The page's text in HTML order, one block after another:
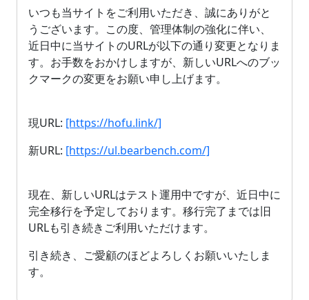
いつも当サイトをご利用いただき、誠にありがと
うございます。この度、管理体制の強化に伴い、
近日中に当サイトのURLが以下の通り変更となりま
す。お手数をおかけしますが、新しいURLへのブッ
クマークの変更をお願い申し上げます。
現URL: [https://hofu.link/]
新URL: [https://ul.bearbench.com/]
現在、新しいURLはテスト運用中ですが、近日中に
完全移行を予定しております。移行完了までは旧
URLも引き続きご利用いただけます。
引き続き、ご愛顧のほどよろしくお願いいたしま
す。